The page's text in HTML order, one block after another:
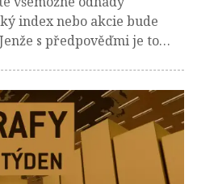
index nebo akcie bude
s předpověďmi je to